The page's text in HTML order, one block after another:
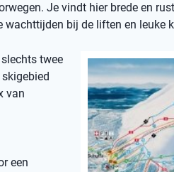
Je vindt hier brede en
wachttijden bij de liften en leuke
twee
van
een